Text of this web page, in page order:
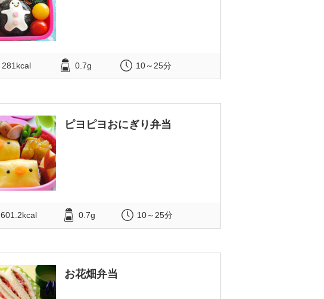
281kcal 0.7g 10～25分
ピヨピヨおにぎり弁当
601.2kcal 0.7g 10～25分
お花畑弁当